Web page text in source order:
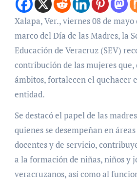
Xalapa, Ver., viernes 08 de mayo de 2026.– En el
marco del Día de las Madres, la
Educación de Veracruz (SEV)
contribución de las mujeres que,
ámbitos, fortalecen el quehacer
entidad.
Se destacó el papel de las
quienes se desempeñan en
docentes y de servicio,
a la formación de niñas, niños y
veracruzanos, así como al